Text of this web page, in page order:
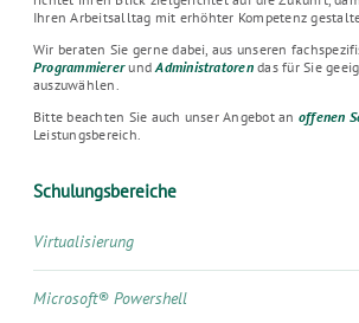
Ihren Arbeitsalltag mit erhöhter Kompetenz
Wir beraten Sie gerne dabei, aus unseren
ProgrammiererundAdministratorendas für Sie
auszuwählen.
Bitte beachten Sie auch unser Angebot an offenen
Leistungsbereich.
Schulungsbereiche
Virtualisierung
Microsoft® Powershell